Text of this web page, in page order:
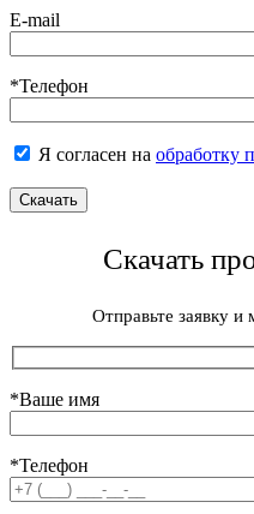
E-mail
*Телефон
Я согласен на обработку
Скачать
Отправьте заявку
*Ваше имя
*Телефон